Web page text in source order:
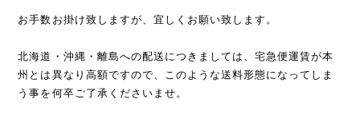
お手数お掛け致しますが、宜しくお願い致します。
北海道・沖縄・離島への配送につきましては、宅急便運賃が本
州とは異なり高額ですので、このような送料形態になってしま
う事を何卒ご了承くださいませ。